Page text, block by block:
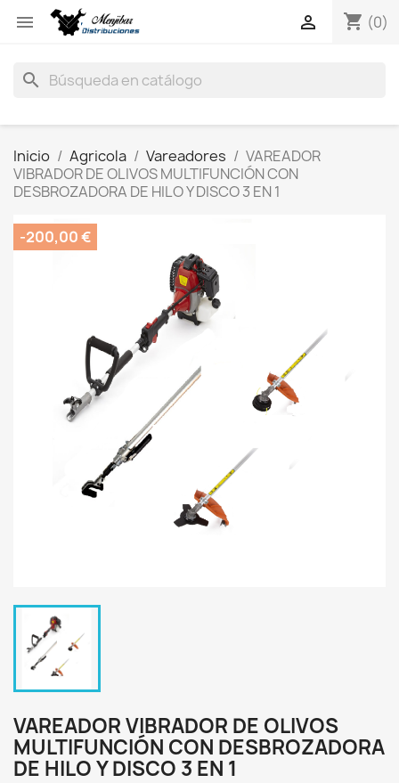
 shopping_cart (0)

search
Inicio Agricola Vareadores
VAREADOR
VIBRADOR DE OLIVOS MULTIFUNCIÓN CON
DESBROZADORA DE HILO Y DISCO 3 EN 1
-200,00 €
VAREADOR VIBRADOR DE OLIVOS
MULTIFUNCIÓN CON DESBROZADORA
DE HILO Y DISCO 3 EN 1